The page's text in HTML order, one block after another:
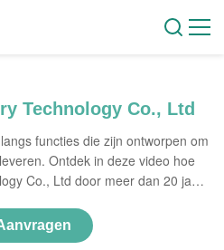
Technology Co., Ltd
functies die zijn ontworpen om
Ontdek in deze video hoe
Co., Ltd door meer dan 20 jaar
Bekijk hun geavanceerde
productiemogelijkheden en